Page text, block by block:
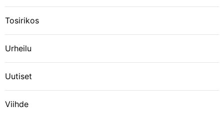
Tosirikos
Urheilu
Uutiset
Viihde